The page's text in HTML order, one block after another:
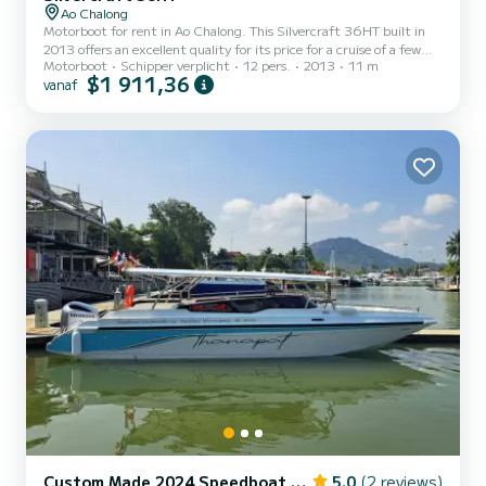
Ao Chalong
Motorboot for rent in Ao Chalong. This Silvercraft 36HT built in
2013 offers an excellent quality for its price for a cruise of a few
days or even a few weeks. You are guaranteed to spend an
exceptional day or week on this 11 meter boat. The capacity of this
directly by SamBoat. You will get the best prices throu...
Motorboot Schipper verplicht 12 pers. 2013 11 m
vanaf $1 911,36
Custom Made 2024 Speedboat 26' 5.0 (2 reviews)